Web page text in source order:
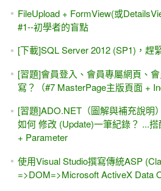
[習題]上集 Ch 14-4 撰寫ADO.NET
#3（搭配SQL 2012指令
ASP.NET與 JavaScript --
[習題]ASP.NET 讀取 PDF檔案、轉
Button_Click事件裡面的 參數
Form 網頁表單 & 網頁裡的Script程
AdRotator，廣告輪播 #2 -- 以「後